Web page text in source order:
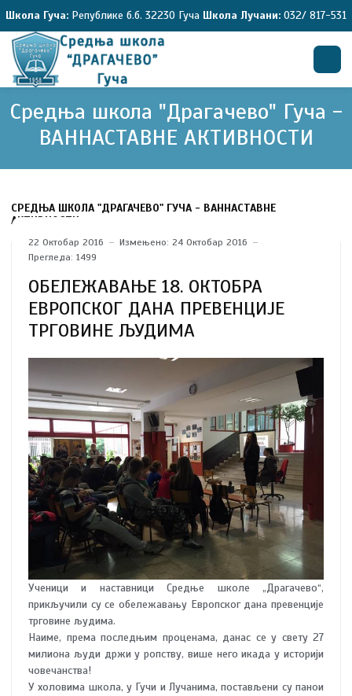
Школа Гуча: Републике б.б. 32230 Гуча Школа Лучани: 032/ 817-531
Средња школа "Драгачево" Гуча -
ВАННАСТАВНЕ АКТИВНОСТИ
СРЕДЊА ШКОЛА "ДРАГАЧЕВО" ГУЧА - ВАННАСТАВНЕ
АКТИВНОСТИ
22 Октобар 2016
Измењено: 24 Октобар 2016
Прегледа: 1499
ОБЕЛЕЖАВАЊЕ 18. ОКТОБРА
ЕВРОПСКОГ ДАНА ПРЕВЕНЦИЈЕ
ТРГОВИНЕ ЉУДИМА
Ученици и наставници Средње школе „Драгачево“,
прикључили су се обележавању Европског дана превенције
трговине људима.
Наиме, према последњим проценама, данас се у свету 27
милиона људи држи у ропству, више него икада у историји
човечанства!
У холовима школа, у Гучи и Лучанима, постављени су панои
Претрага